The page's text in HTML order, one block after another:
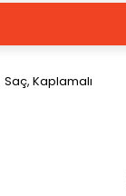
Saç, Kaplamalı